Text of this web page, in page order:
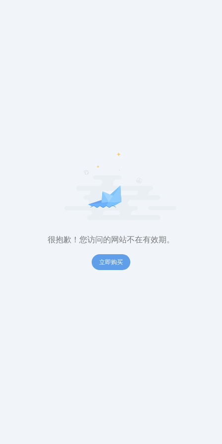
很抱歉！您访问的网站不在有效期。
立即购买